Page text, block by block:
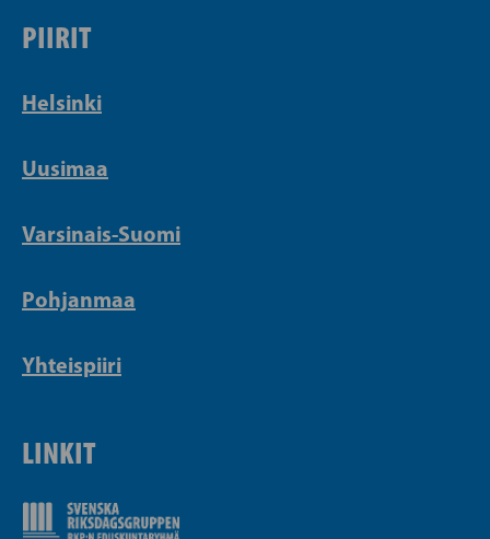
PIIRIT
Helsinki
Uusimaa
Varsinais-Suomi
Pohjanmaa
Yhteispiiri
LINKIT